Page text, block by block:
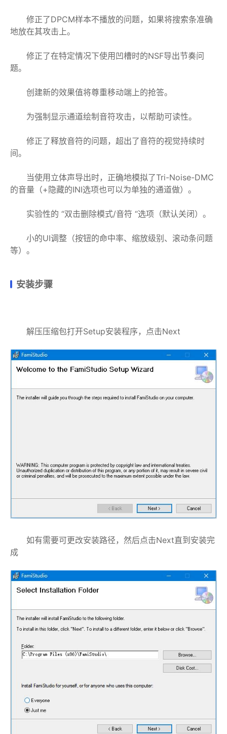
修正了DPCM样本不播放的问题，如果将搜索条准确
地放在其攻击上。
修正了在特定情况下使用凹槽时的NSF导出节奏问
题。
创建新的效果值将尊重移动端上的抢答。
为强制显示通道绘制音符攻击，以帮助可读性。
修正了释放音符的问题，超出了音符的视觉持续时
间。
当使用立体声导出时，正确地模拟了Tri-Noise-DMC
的音量（+隐藏的INI选项也可以为单独的通道做）。
实验性的 “双击删除模式/音符 “选项（默认关闭）。
小的UI调整（按钮的命中率、缩放级别、滚动条问题
等）。
安装步骤
解压压缩包打开Setup安装程序，点击Next
如有需要可更改安装路径，然后点击Next直到安装完
成